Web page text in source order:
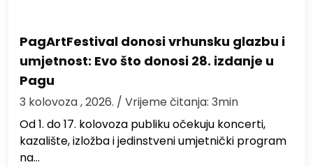
PagArtFestival donosi vrhunsku glazbu i
umjetnost: Evo što donosi 28. izdanje u
Pagu
3 kolovoza , 2026. / Vrijeme čitanja: 3min
Od 1. do 17. kolovoza publiku očekuju koncerti,
kazalište, izložba i jedinstveni umjetnički program
na…